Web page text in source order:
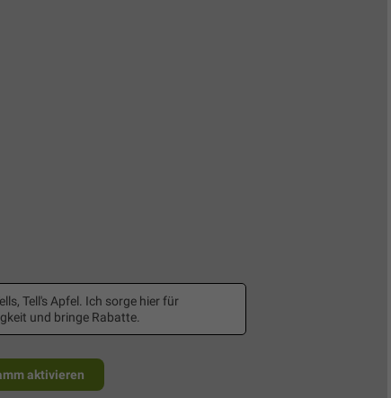
Tell's Apfel. Ich sorge hier für
und bringe Rabatte.
aktivieren